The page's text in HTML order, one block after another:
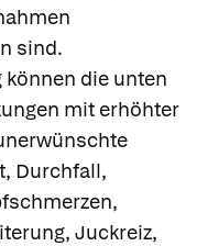
sind.
die unten
mit erhöhter
Durchfall,
Juckreiz,